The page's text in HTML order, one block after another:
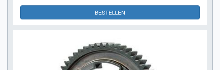
BESTELLEN